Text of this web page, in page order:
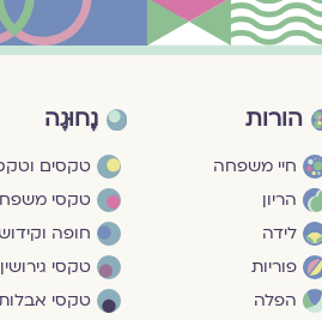
הורות
חיי משפחה
הריון
לידה
פוריות
הפלה
נָחוּגָה
טקסים
טקסי
חופה
טקסי גירושין
טקסי